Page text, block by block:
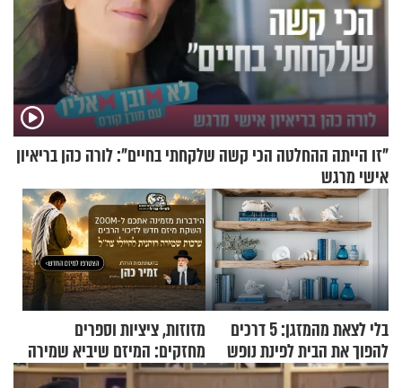
"זו הייתה ההחלטה הכי קשה שלקחתי בחיים": לורה כהן בריאיון
אישי מרגש
בלי לצאת מהמזגן: 5 דרכים
להפוך את הבית לפינת נופש
מעוצבת
מזוזות, ציציות וספרים
מחזקים: המיזם שיביא שמירה
רוחנית לאלפי חיילי צה"ל